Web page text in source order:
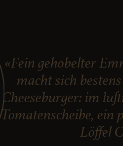
«Fein gehobelter
macht sich
Cheeseburger: im
Tomatenscheibe, ein
Löffel